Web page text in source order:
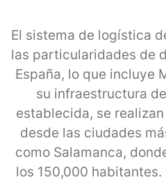
El sistema de logística
las particularidades de
España, lo que incluye
su infraestructura
establecida, se
desde las ciudades
como Salamanca,
los 150,000